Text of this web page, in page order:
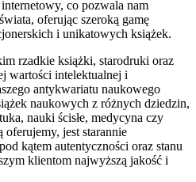
co pozwala nam
oferując szeroką gamę
i unikatowych książek.
rzadkie książki, starodruki oraz
wartości intelektualnej i
antykwariatu naukowego
naukowych z różnych dziedzin,
nauki ścisłe, medycyna czy
jest starannie
kątem autentyczności oraz stanu
klientom najwyższą jakość i